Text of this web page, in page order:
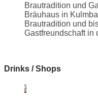
Brautradition und
Bräuhaus in
Brautradition und
Gastfreundschaft in
Drinks / Shops